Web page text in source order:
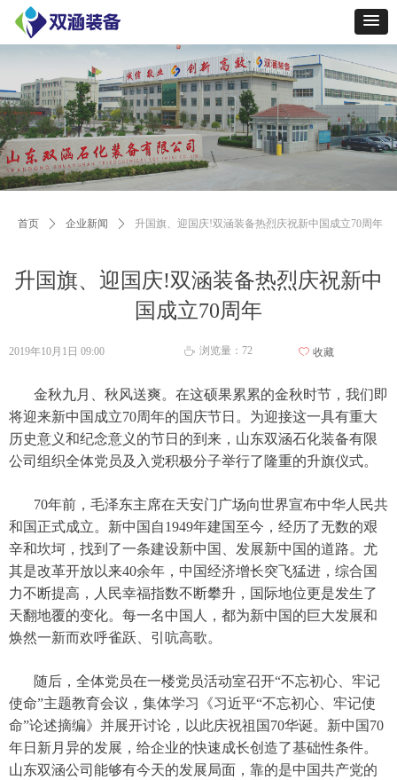
升国旗、迎国庆!双涵装备热烈庆祝新中
国成立70周年
首页 ꄲ 企业新闻 ꄲ 升国旗、迎国庆!双涵装备热烈庆祝新中国成立70周年
金秋九月、秋风送爽。在这硕果累累的金秋时节，我们即
将迎来新中国成立70周年的国庆节日。为迎接这一具有重大
历史意义和纪念意义的节日的到来，山东双涵石化装备有限
公司组织全体党员及入党积极分子举行了隆重的升旗仪式。
70年前，毛泽东主席在天安门广场向世界宣布中华人民共
和国正式成立。新中国自1949年建国至今，经历了无数的艰
辛和坎坷，找到了一条建设新中国、发展新中国的道路。尤
其是改革开放以来40余年，中国经济增长突飞猛进，综合国
力不断提高，人民幸福指数不断攀升，国际地位更是发生了
天翻地覆的变化。每一名中国人，都为新中国的巨大发展和
焕然一新而欢呼雀跃、引吭高歌。
随后，全体党员在一楼党员活动室召开“不忘初心、牢记
使命”主题教育会议，集体学习《习近平“不忘初心、牢记使
命”论述摘编》并展开讨论，以此庆祝祖国70华诞。新中国70
年日新月异的发展，给企业的快速成长创造了基础性条件。
山东双涵公司能够有今天的发展局面，靠的是中国共产党的
2019年10月1日 09:00 ꄘ 浏览量： 72 ꄀ 收藏